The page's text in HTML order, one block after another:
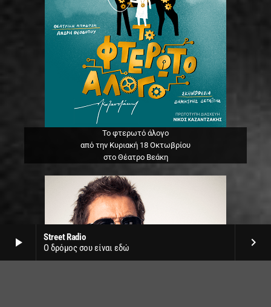
play_arrow
Street Radio
Ο δρόμος σου είναι εδώ
keyboard_arrow_right
Το φτερωτό άλογο
από την Κυριακή 18 Οκτωβρίου
στο Θέατρο Βεάκη